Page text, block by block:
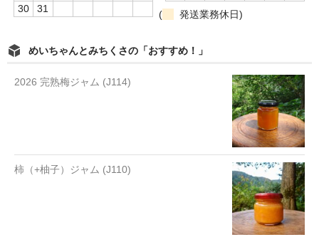
30
31
(
発送業務休日)
めいちゃんとみちくさの「おすすめ！」
2026 完熟梅ジャム (J114)
柿（+柚子）ジャム (J110)